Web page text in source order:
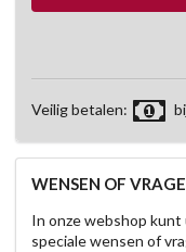
Veilig betalen:
WENSEN OF
In onze webshop
speciale wensen of